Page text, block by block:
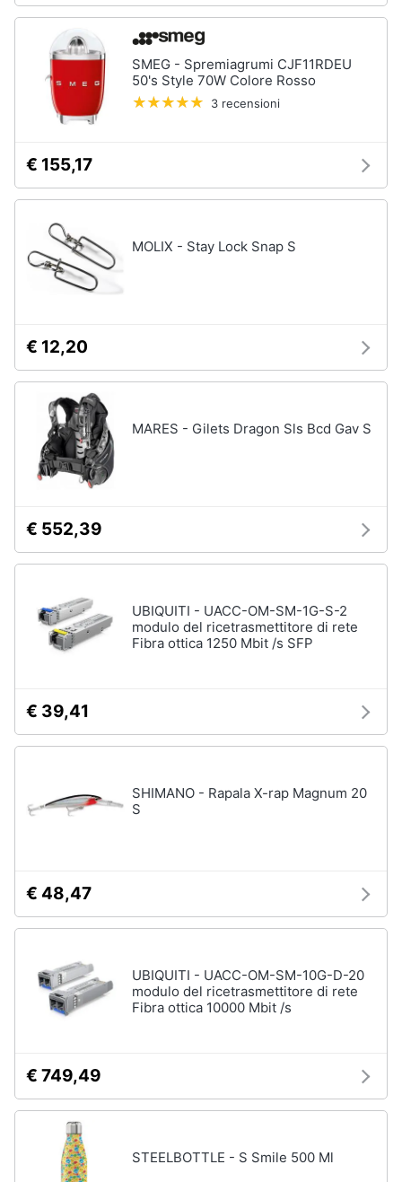
SMEG - Spremiagrumi CJF11RDEU
50's Style 70W Colore Rosso
3 recensioni
€ 155,17
MOLIX - Stay Lock Snap S
€ 12,20
MARES - Gilets Dragon Sls Bcd Gav S
€ 552,39
UBIQUITI - UACC-OM-SM-1G-S-2
modulo del ricetrasmettitore di rete
Fibra ottica 1250 Mbit /s SFP
€ 39,41
SHIMANO - Rapala X-rap Magnum 20
S
€ 48,47
UBIQUITI - UACC-OM-SM-10G-D-20
modulo del ricetrasmettitore di rete
Fibra ottica 10000 Mbit /s
€ 749,49
STEELBOTTLE - S Smile 500 Ml